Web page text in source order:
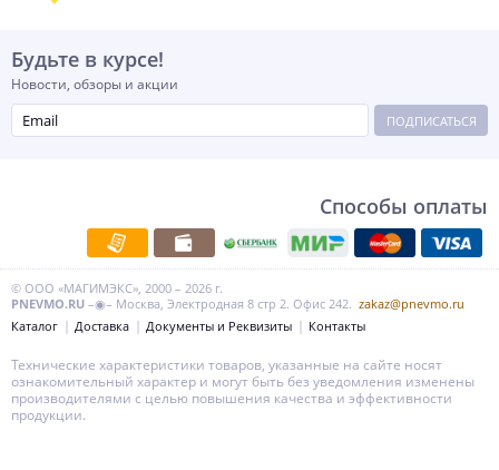
Будьте в курсе!
Новости, обзоры и акции
ПОДПИСАТЬСЯ
Способы оплаты
© ООО «МАГИМЭКС», 2000 – 2026 г.
PNEVMO.RU –◉– Москва, Электродная 8 стр 2. Офис 242. zakaz@pnevmo.ru
Каталог
Доставка Документы и Реквизиты Контакты
Технические характеристики товаров, указанные на сайте носят
ознакомительный характер и могут быть без уведомления изменены
производителями с целью повышения качества и эффективности
продукции.